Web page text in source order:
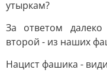
утыркам?
За ответом
второй - из наших
Нацист фашика -